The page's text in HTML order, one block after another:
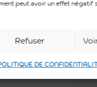
peut avoir un effet négatif
Refuser
DE